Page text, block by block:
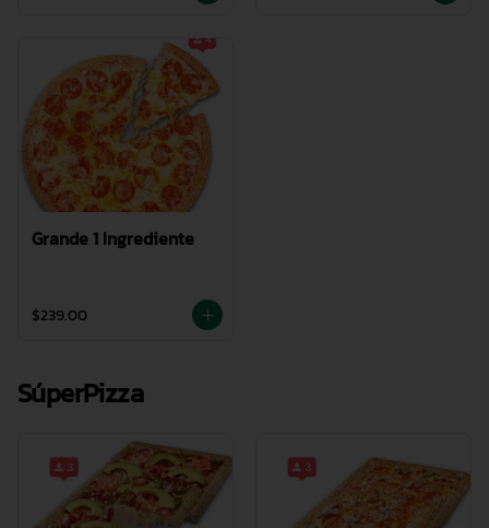
Grande 1 Ingrediente
$239.00
SúperPizza